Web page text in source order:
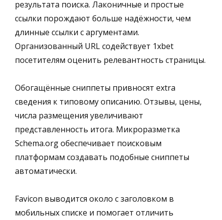
результата поиска. Лаконичные и простые
ссылки порождают больше надёжности, чем
длинные ссылки с аргументами.
Организованный URL содействует 1xbet
посетителям оценить релевантность страницы.
Обогащённые сниппеты привносят extra
сведения к типовому описанию. Отзывы, цены,
числа размещения увеличивают
представленность итога. Микроразметка
Schema.org обеспечивает поисковым
платформам создавать подобные сниппеты
автоматически.
Favicon выводится около с заголовком в
мобильных списке и помогает отличить